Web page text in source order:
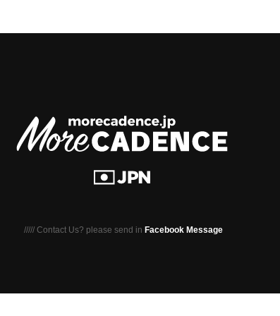
///// Contact Us? please send in Facebook Message